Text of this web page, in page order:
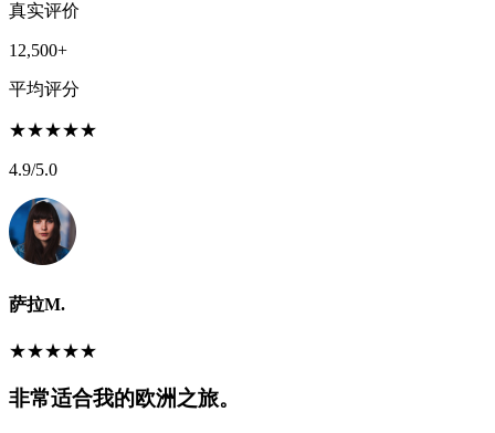
真实评价
12,500+
平均评分
★★★★★
4.9/5.0
萨拉M.
★★★★★
非常适合我的欧洲之旅。